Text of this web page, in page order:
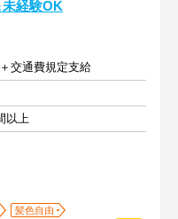
経験OK
交通費規定支給
以上
髪色自由